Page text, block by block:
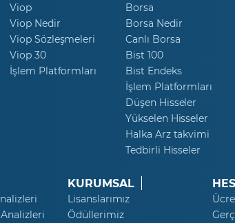
Viop
Viop Nedir
Viop Sözleşmeleri
Viop 30
İşlem Platformları
Borsa
Borsa Nedir
Canlı Borsa
Bist 100
Bist Endeks
İşlem Platformları
Düşen Hisseler
Yükselen Hisseler
Halka Arz takvimi
Tedbirli Hisseler
Analizleri
KURUMSAL
Lisanslarımız
Ödüllerimiz